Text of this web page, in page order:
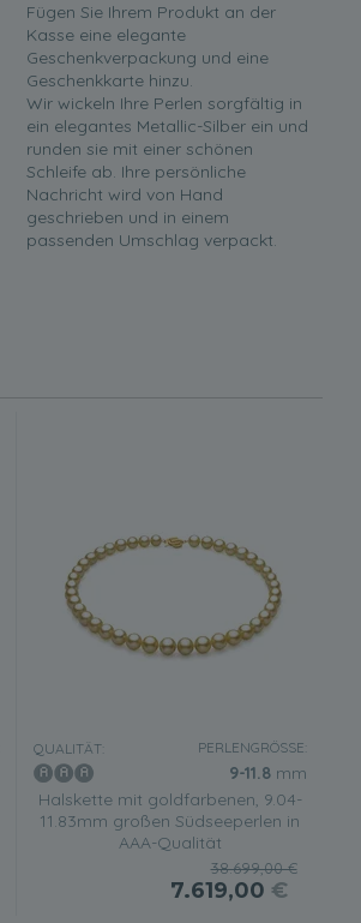
Fügen Sie Ihrem Produkt an der
Kasse eine elegante
Geschenkverpackung und eine
Geschenkkarte hinzu.
Wir wickeln Ihre Perlen sorgfältig in
ein elegantes Metallic-Silber ein und
runden sie mit einer schönen
Schleife ab. Ihre persönliche
Nachricht wird von Hand
geschrieben und in einem
passenden Umschlag verpackt.
QUALITÄT: PERLENGRÖSSE:
9-11.8mm
Halskette mit goldfarbenen, 9.04-
11.83mm großen Südseeperlen in
AAA-Qualität
38.699,00 €
7.619,00 €